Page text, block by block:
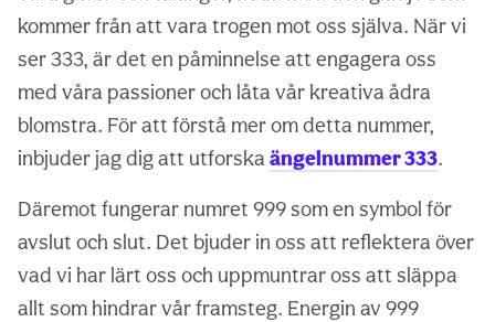
kommer från att vara trogen mot oss själva. När vi
ser 333, är det en påminnelse att engagera oss
med våra passioner och låta vår kreativa ådra
blomstra. För att förstå mer om detta nummer,
inbjuder jag dig att utforska ängelnummer 333.
Däremot fungerar numret 999 som en symbol för
avslut och slut. Det bjuder in oss att reflektera över
vad vi har lärt oss och uppmuntrar oss att släppa
allt som hindrar vår framsteg. Energin av 999